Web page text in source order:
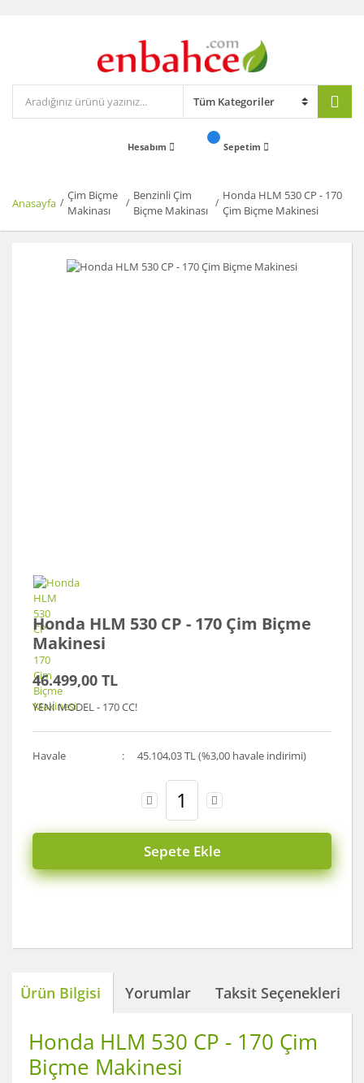
Hesabım Sepetim
Anasayfa
Çim Biçme
Makinası
Benzinli Çim
Biçme Makinası
Honda HLM 530 CP - 170
Çim Biçme Makinesi
Honda HLM 530 CP - 170 Çim Biçme
Makinesi
46.499,00 TL
YENİ MODEL - 170 CC!
Havale 45.104,03 TL (%3,00 havale indirimi)
Sepete Ekle
Ürün Bilgisi Yorumlar Taksit Seçenekleri
Honda HLM 530 CP - 170 Çim
Biçme Makinesi